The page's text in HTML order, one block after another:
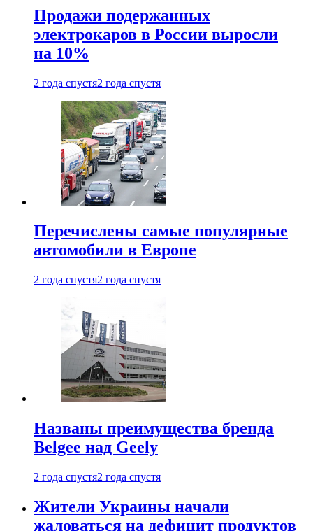
Продажи подержанных
электрокаров в России выросли
на 10%
2 года спустя2 года спустя
Перечислены самые популярные
автомобили в Европе
2 года спустя2 года спустя
Названы преимущества бренда
Belgee над Geely
2 года спустя2 года спустя
Жители Украины начали
жаловаться на дефицит продуктов